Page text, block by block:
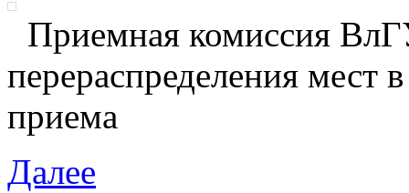
Приемная комиссия
перераспределения мест
приема
Далее